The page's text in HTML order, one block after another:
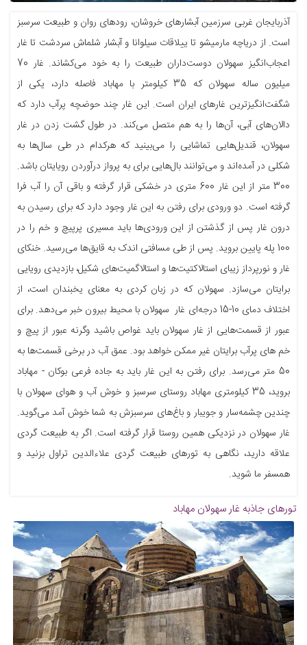
آذربایجان غربی سرزمین آبشارهای خروشان، رودهای روان و طبیعت سرسبز
است. از دریاچه مارمیشو تا ییلاقات سیلوانا و آبشار شلماش سردشت تا غار
اعجاب‌انگیز سهولان دوست‌داران طبیعت را به خود می‌کشاند. غار 70
میلیون ساله سهولان که 35 کیلومتر با مهاباد فاصله دارد، یکی از
شگفت‌انگیزترین غارهای ایران است. این غار چند حوضچه پرآب دارد که
دالان‌های آبی، آن‌ها را به هم متصل می‌کند. در طول گشت زدن در غار
سهولان، قندیل‌هایی تماشایی را می‌بینید که هرکدام در طی سال‌ها به
شکلی در آمده‌اند و می‌توانند بال‌هایی برای به پرواز درآوردن رویایتان باشد.
300 متر از این غار 600 متری در خشکی قرار گرفته و باقی آن را آب فرا
گرفته است. دو ورودی برای رفتن به این غار وجود دارد که برای رسیدن به
درون غار پس از گذشتن از این ورودی‌ها باید مسیری پرپیچ و خم را در
100 پله پایین بروید. پس از طی مسافتی اندک به قایق‌ها می‌رسید. خنکای
غار و نورپرداز زیبای استالاکتیت‌ها و استالاگمیت‌های شکیل، بازدیدی رویایی
برایتان می‌سازد. سهولان که در زبان کردی به معنای یخبندان است، از
اختلاف دمای 10-15 درجه‌ای غار سهولان با محیط بیرون خبر می‌دهد. برای
عبور از قسمت‌هایی از غار سهولان باید غواص باشید وگرنه عبور از پیچ و
خم های پرآب برایتان غیر ممکن خواهد بود. عمق آب در برخی قسمت‌ها به
50 متر می‌رسد. برای رفتن به این غار باید به جاده فرعی بوکان - مهاباد
بروید، 35 کیلومتری مهاباد روستای سرسبز و خوش آب و هوای سهولان با
چندین چشمه‌سار و جویبار و باغ‌های سرسبزش به شما خوش آمد می‌گوید.
غار سهولان در نزدیکی همین روستا قرار گرفته است. اگر به طبیعت گردی
علاقه دارید، نگاهی به تورهای طبیعت گردی علاءالدین تراول بزنید و
همسفر ما شوید.
تورهای جاذبه غار سهولان مهاباد